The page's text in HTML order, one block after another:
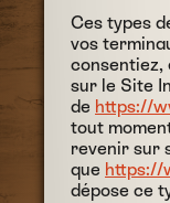
Ces types
vos
consentiez,
sur le Site
de https://
tout
revenir sur
que https://
dépose ce